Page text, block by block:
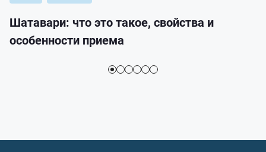
Шатавари: что это такое, свойства и
особенности приема